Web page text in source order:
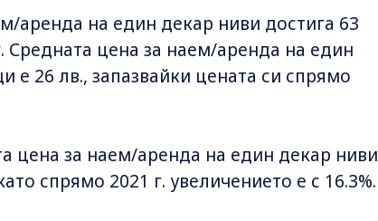
аренда на един декар ниви достига 63
Средната цена за наем/аренда на един
е 26 лв., запазвайки цената си спрямо
цена за наем/аренда на един декар ниви
спрямо 2021 г. увeличението е с 16.3%.